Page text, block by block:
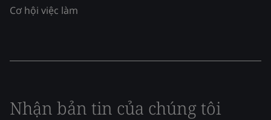
Cơ hội việc làm
Nhận bản tin của chúng tôi